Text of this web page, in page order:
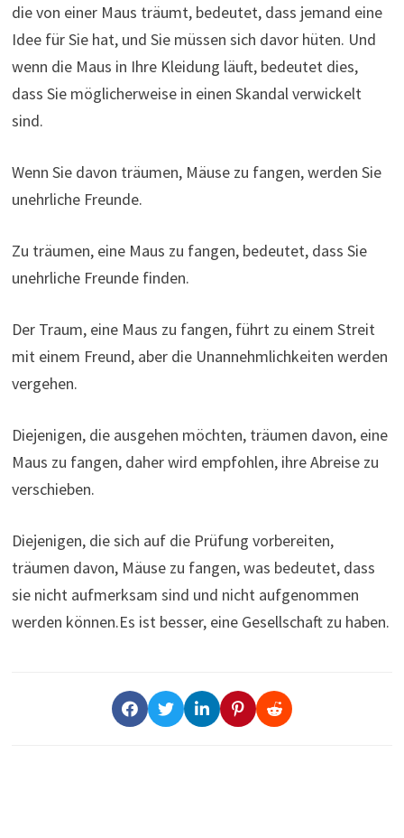
die von einer Maus träumt, bedeutet, dass jemand eine
Idee für Sie hat, und Sie müssen sich davor hüten. Und
wenn die Maus in Ihre Kleidung läuft, bedeutet dies,
dass Sie möglicherweise in einen Skandal verwickelt
sind.
Wenn Sie davon träumen, Mäuse zu fangen, werden Sie
unehrliche Freunde.
Zu träumen, eine Maus zu fangen, bedeutet, dass Sie
unehrliche Freunde finden.
Der Traum, eine Maus zu fangen, führt zu einem Streit
mit einem Freund, aber die Unannehmlichkeiten werden
vergehen.
Diejenigen, die ausgehen möchten, träumen davon, eine
Maus zu fangen, daher wird empfohlen, ihre Abreise zu
verschieben.
Diejenigen, die sich auf die Prüfung vorbereiten,
träumen davon, Mäuse zu fangen, was bedeutet, dass
sie nicht aufmerksam sind und nicht aufgenommen
werden können.Es ist besser, eine Gesellschaft zu haben.